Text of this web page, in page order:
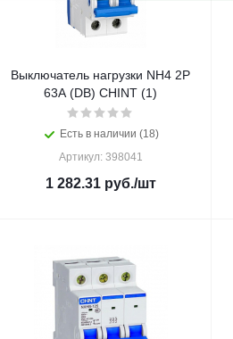
Выключатель нагрузки NH4 2Р
63А (DB) CHINT (1)
Есть в наличии (18)
Артикул: 398041
1 282.31руб./шт